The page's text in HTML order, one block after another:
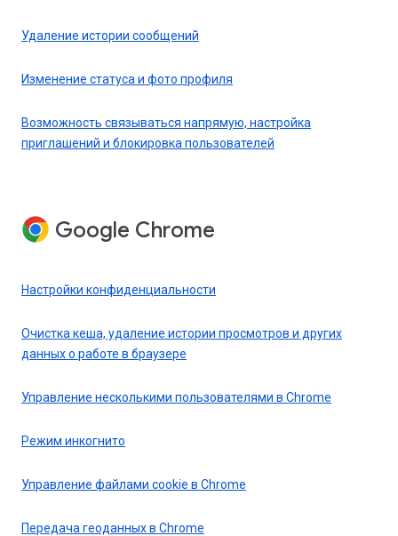
Удаление истории сообщений
Изменение статуса и фото профиля
Возможность связываться напрямую, настройка
приглашений и блокировка пользователей
Google Chrome
Настройки конфиденциальности
Очистка кеша, удаление истории просмотров и других
данных о работе в браузере
Управление несколькими пользователями в Chrome
Режим инкогнито
Управление файлами cookie в Chrome
Передача геоданных в Chrome